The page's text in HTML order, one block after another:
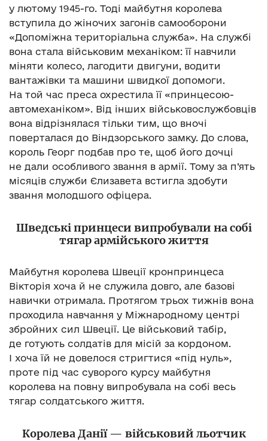
у лютому 1945-го. Тоді майбутня королева
вступила до жіночих загонів самооборони
«Допоміжна територіальна служба». На службі
вона стала військовим механіком: її навчили
міняти колесо, лагодити двигуни, водити
вантажівки та машини швидкої допомоги.
На той час преса охрестила її «принцесою-
автомеханіком». Від інших військовослужбовців
вона відрізнялася тільки тим, що вночі
поверталася до Віндзорського замку. До слова,
король Георг подбав про те, щоб його дочці
не дали особливого звання в армії. Тому за п’ять
місяців служби Єлизавета встигла здобути
звання молодшого офіцера.
Шведські принцеси випробували на собі
тягар армійського життя
Майбутня королева Швеції кронпринцеса
Вікторія хоча й не служила довго, але базові
навички отримала. Протягом трьох тижнів вона
проходила навчання у Міжнародному центрі
збройних сил Швеції. Це військовий табір,
де готують солдатів для місій за кордоном.
І хоча їй не довелося стригтися «під нуль»,
проте під час суворого курсу майбутня
королева на повну випробувала на собі весь
тягар солдатського життя.
Королева Данії — військовий льотчик